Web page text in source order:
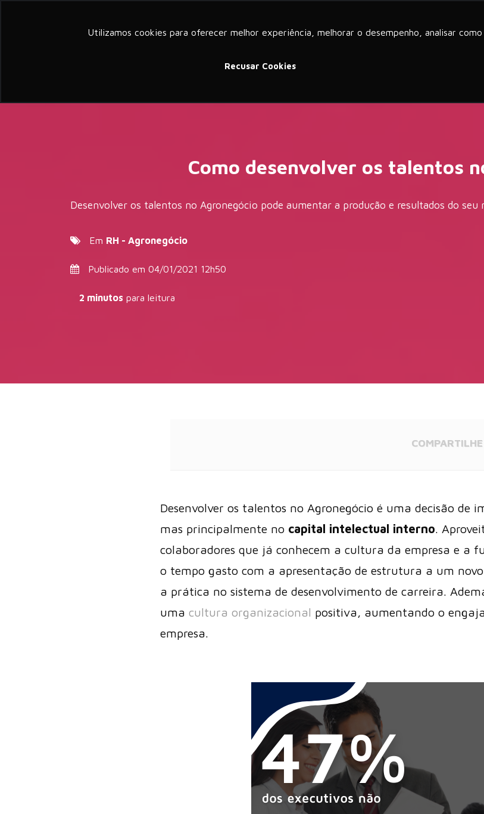
Utilizamos cookies para oferecer melhor experiência, melhorar o desempenho, analisar
Recusar Cookies
SAP
Como desenvolver os talentos
Desenvolver os talentos no Agronegócio pode aumentar a produção e resultados do seu
Em RH - Agronegócio
Publicado em 04/01/2021 12h50
2 minutos para leitura
COMPARTILHE
Desenvolver os talentos no Agronegócio é uma decisão de
mas principalmente no capital intelectual interno.
colaboradores que já conhecem a cultura da empresa e a
o tempo gasto com a apresentação de estrutura a um
a prática no sistema de desenvolvimento de carreira.
uma cultura organizacional positiva, aumentando o
empresa.